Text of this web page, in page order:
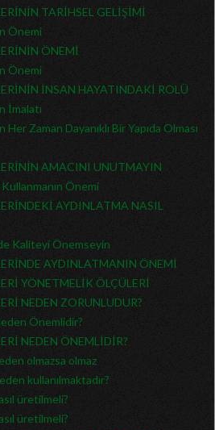
TARİHSEL GELİŞİMİ
Önemi
ÖNEMİ
Önemi
İNSAN HAYATINDAKİ ROLÜ
İmalatı
Zaman Dayanıklı Bir Yapıda Olması
AMACINI UNUTMAYIN
Önemi
AYDINLATMA NASIL
Kaliteyi Önemseyin
AYDINLATMANIN ÖNEMİ
YÖNETMELİK ÖLÇÜLERİ
NEDEN ZORUNLUDUR?
Önemlidir?
NEDEN ÖNEMLİDİR?
olmazsa olmaz
kullanılmaktadır?
üretilmeli?
üretilmeli?